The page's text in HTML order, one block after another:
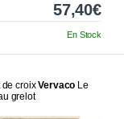
57,40€
En Stock
de croixVervaco Le
grelot